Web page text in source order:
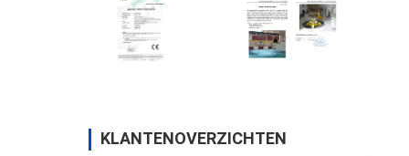
KLANTENOVERZICHTEN